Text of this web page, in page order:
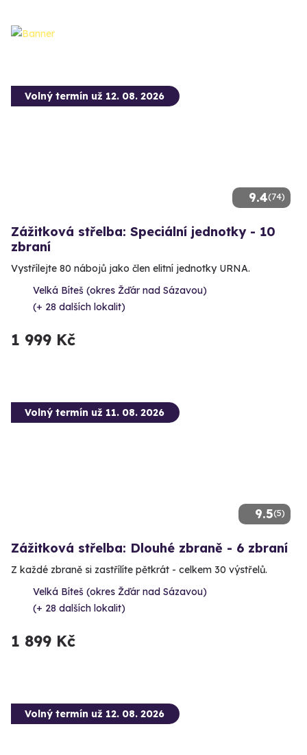
9.4(74)
Volný termín už 12. 08. 2026
Zážitková střelba: Speciální jednotky - 10
zbraní
Vystřílejte 80 nábojů jako člen elitní jednotky URNA.
Velká Bíteš (okres Žďár nad Sázavou)
(+ 28 dalších lokalit)
1 999 Kč
9.5(5)
Volný termín už 11. 08. 2026
Zážitková střelba: Dlouhé zbraně - 6 zbraní
Z každé zbraně si zastřílíte pětkrát - celkem 30 výstřelů.
Velká Bíteš (okres Žďár nad Sázavou)
(+ 28 dalších lokalit)
1 899 Kč
Volný termín už 12. 08. 2026